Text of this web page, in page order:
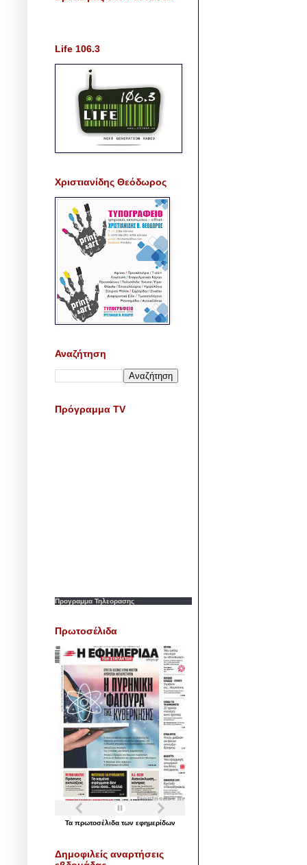
Life 106.3
Χριστιανίδης Θεόδωρος
Αναζήτηση
Πρόγραμμα TV
Προγραμμα Τηλεορασης
Πρωτοσέλιδα
Τα πρωτοσέλιδα των εφημερίδων
Δημοφιλείς αναρτήσεις